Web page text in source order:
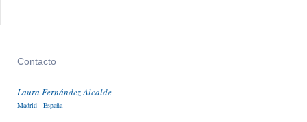
Contacto
Laura Fernández Alcalde
Madrid - España